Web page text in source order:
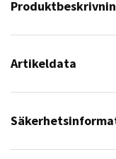
Artikeldata